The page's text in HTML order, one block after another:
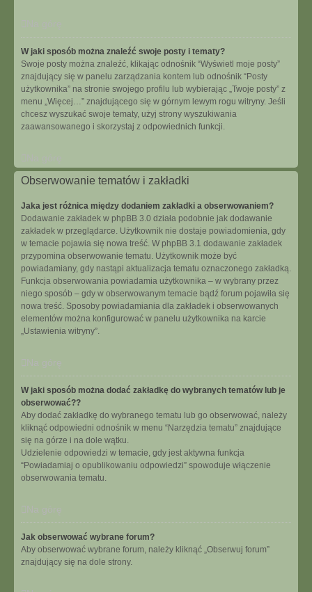
W jaki sposób można znaleźć swoje posty i tematy?
Swoje posty można znaleźć, klikając odnośnik “Wyświetl moje posty”
znajdujący się w panelu zarządzania kontem lub odnośnik “Posty
użytkownika” na stronie swojego profilu lub wybierając „Twoje posty” z
menu „Więcej…” znajdującego się w górnym lewym rogu witryny. Jeśli
chcesz wyszukać swoje tematy, użyj strony wyszukiwania
zaawansowanego i skorzystaj z odpowiednich funkcji.
Obserwowanie tematów i zakładki
Jaka jest różnica między dodaniem zakładki a obserwowaniem?
Dodawanie zakładek w phpBB 3.0 działa podobnie jak dodawanie
zakładek w przeglądarce. Użytkownik nie dostaje powiadomienia, gdy
w temacie pojawia się nowa treść. W phpBB 3.1 dodawanie zakładek
przypomina obserwowanie tematu. Użytkownik może być
powiadamiany, gdy nastąpi aktualizacja tematu oznaczonego zakładką.
Funkcja obserwowania powiadamia użytkownika – w wybrany przez
niego sposób – gdy w obserwowanym temacie bądź forum pojawiła się
nowa treść. Sposoby powiadamiania dla zakładek i obserwowanych
elementów można konfigurować w panelu użytkownika na karcie
„Ustawienia witryny”.
Na górę
W jaki sposób można dodać zakładkę do wybranych tematów lub je
obserwować??
Aby dodać zakładkę do wybranego tematu lub go obserwować, należy
kliknąć odpowiedni odnośnik w menu “Narzędzia tematu” znajdujące
się na górze i na dole wątku.
Udzielenie odpowiedzi w temacie, gdy jest aktywna funkcja
“Powiadamiaj o opublikowaniu odpowiedzi” spowoduje włączenie
obserwowania tematu.
Na górę
Jak obserwować wybrane forum?
Aby obserwować wybrane forum, należy kliknąć „Obserwuj forum”
znajdujący się na dole strony.